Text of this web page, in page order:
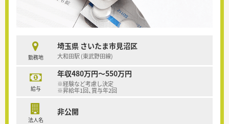
勤務地
埼玉県 さいたま市見沼区
大和田駅 (東武野田線)
給与
年収480万円～550万円
※経験など考慮し決定
※昇給年1回、賞与年2回
法人名
非公開